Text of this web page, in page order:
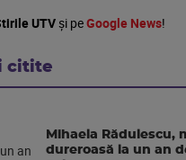
UTVşi peGoogle News!
citite
Mihaela Rădulescu,
dureroasă la un an